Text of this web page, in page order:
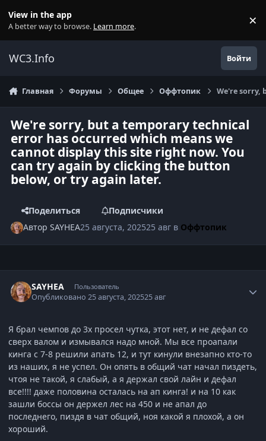
View in the app
A better way to browse. Learn more. ×
WC3.Info Войти
Главная Форумы Общее Оффтопик We're sorry,
We're sorry, but a temporary technical
error has occurred which means we
cannot display this site right now. You
can try again by clicking the button
below, or try again later.
Поделиться
Подписчики
АвторSAYHEA25 августа, 202525 авг в Оффтопик
SAYHEA Пользователь
Опубликовано25 августа, 202525 авг
Я брал чемпов до 3х просел чутка, этот нет, и не дефал со
сверх валом и измывался надо мной. Мы все проапали
кинга с 7-8 решили апать 12, и тут кинули внезапно кто-то
из наших, я не успел. Он опять в общий чат начал пиздеть,
чтоя не такой, я слабый, а я держал свой лайн и дефал
все!!!! даже половина осталась на ап кинга! и на 10 как
зашли боссы он держел лес на 450 и не апал до
последнего, пиздя в чат общий, ноя какой я плохой, а он
хороший.